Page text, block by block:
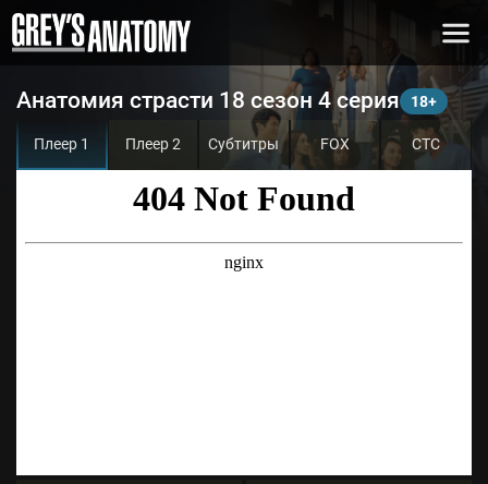
Анатомия страсти 18 сезон 4 серия
Плеер 1 Плеер 2 Субтитры FOX СТС